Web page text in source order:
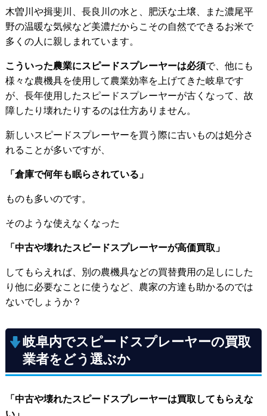
木曽川や揖斐川、長良川の水と、肥沃な土壌、また濃尾平
野の温暖な気候など美濃だからこその自然でできるお米で
多くの人に親しまれています。
こういった農業にスピードスプレーヤーは必須で、他にも
様々な農機具を使用して農業効率を上げてきた岐阜です
が、長年使用したスピードスプレーヤーが古くなって、故
障したり壊れたりするのは仕方ありません。
新しいスピードスプレーヤーを買う際に古いものは処分さ
れることが多いですが、
「倉庫で何年も眠らされている」
ものも多いのです。
そのような使えなくなった
「中古や壊れたスピードスプレーヤーが高価買取」
してもらえれば、別の農機具などの買替費用の足しにした
り他に必要なことに使うなど、農家の方達も助かるのでは
ないでしょうか？
岐阜内でスピードスプレーヤーの買取
業者をどう選ぶか
「中古や壊れたスピードスプレーヤーは買取してもらえな
い」